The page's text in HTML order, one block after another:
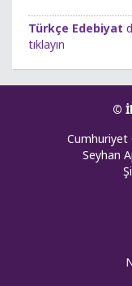
Türkçe Edebiyat
tıklayın
©
Cumhuriyet
Seyhan